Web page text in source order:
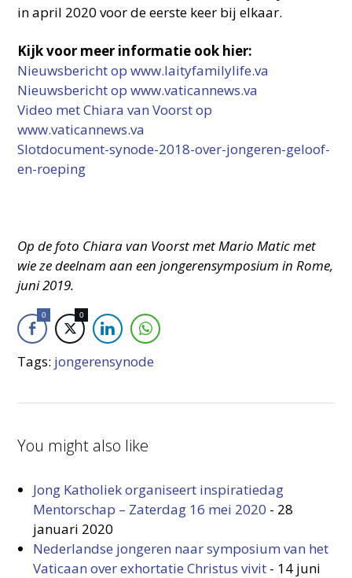
in april 2020 voor de eerste keer bij elkaar.
Kijk voor meer informatie ook hier:
Nieuwsbericht op www.laityfamilylife.va
Nieuwsbericht op www.vaticannews.va
Video met Chiara van Voorst op
www.vaticannews.va
Slotdocument-synode-2018-over-jongeren-geloof-
en-roeping
Op de foto Chiara van Voorst met Mario Matic met
wie ze deelnam aan een jongerensymposium in Rome,
juni 2019.
0 0
Tags: jongerensynode
You might also like
Jong Katholiek organiseert inspiratiedag
Mentorschap – Zaterdag 16 mei 2020 - 28
januari 2020
Nederlandse jongeren naar symposium van het
Vaticaan over exhortatie Christus vivit - 14 juni